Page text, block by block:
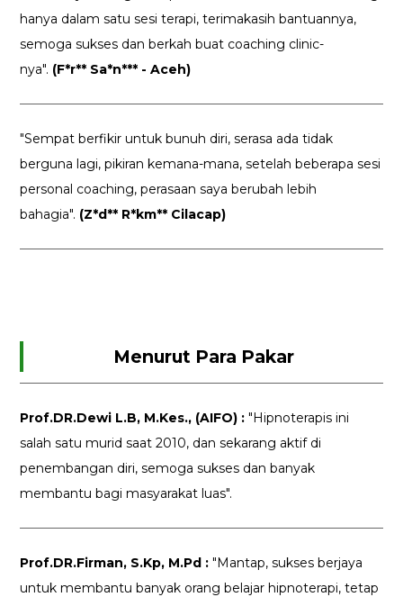
hanya dalam satu sesi terapi, terimakasih bantuannya,
semoga sukses dan berkah buat coaching clinic-
nya". (F*r** Sa*n*** - Aceh)
"Sempat berfikir untuk bunuh diri, serasa ada tidak
berguna lagi, pikiran kemana-mana, setelah beberapa sesi
personal coaching, perasaan saya berubah lebih
bahagia". (Z*d** R*km** Cilacap)
Menurut Para Pakar
Prof.DR.Dewi L.B, M.Kes., (AIFO) :"Hipnoterapis ini
salah satu murid saat 2010, dan sekarang aktif di
penembangan diri, semoga sukses dan banyak
membantu bagi masyarakat luas".
Prof.DR.Firman, S.Kp, M.Pd : "Mantap, sukses berjaya
untuk membantu banyak orang belajar hipnoterapi, tetap